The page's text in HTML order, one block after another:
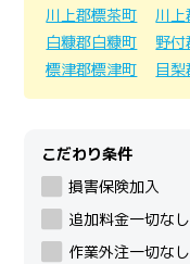
川上郡標茶町
川上
白糠郡白糠町
野
標津郡標津町
目
こだわり条件
損害保険加入
追加料金一切なし
作業外注一切なし